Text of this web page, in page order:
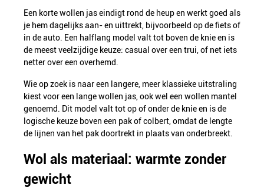
Een korte wollen jas eindigt rond de heup en werkt goed als
je hem dagelijks aan- en uittrekt, bijvoorbeeld op de fiets of
in de auto. Een halflang model valt tot boven de knie en is
de meest veelzijdige keuze: casual over een trui, of net iets
netter over een overhemd.
Wie op zoek is naar een langere, meer klassieke uitstraling
kiest voor een lange wollen jas, ook wel een wollen mantel
genoemd. Dit model valt tot op of onder de knie en is de
logische keuze boven een pak of colbert, omdat de lengte
de lijnen van het pak doortrekt in plaats van onderbreekt.
Wol als materiaal: warmte zonder
gewicht